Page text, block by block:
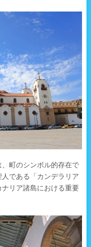
町のシンボル的存在で
である「カンデラリア
リア諸島における重要